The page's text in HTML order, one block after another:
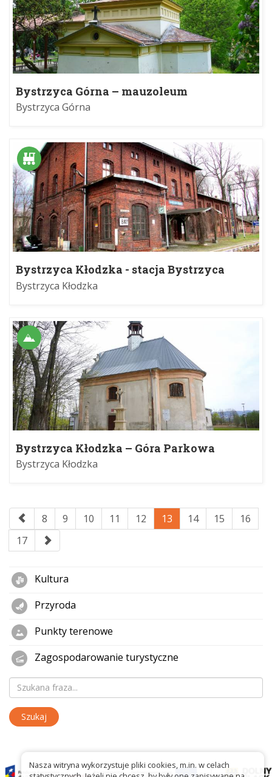
Bystrzyca Górna – mauzoleum
Bystrzyca Górna
Bystrzyca Kłodzka - stacja Bystrzyca
Kłodzka Przedmieście
Bystrzyca Kłodzka
Bystrzyca Kłodzka – Góra Parkowa
Bystrzyca Kłodzka
8 9 10 11 12 13 14 15
16
17
Kultura
Przyroda
Punkty terenowe
Zagospodarowanie turystyczne
Nasza witryna wykorzystuje pliki cookies, m.in. w celach